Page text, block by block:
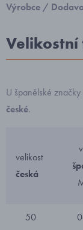
Výrobce /
U španělské značky
české.
velikost
česká
50